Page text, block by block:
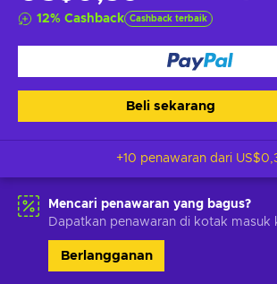
12% Cashback Cashback terbaik
Beli sekarang
+10 penawaran dari
Mencari penawaran yang bagus?
Dapatkan penawaran di kotak masuk
Berlangganan